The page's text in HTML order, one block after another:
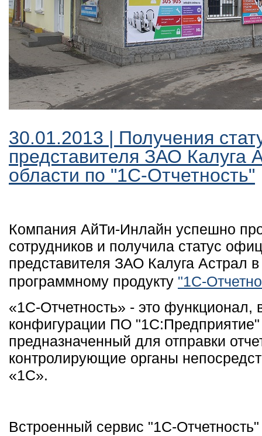
30.01.2013 | Получения
представителя ЗАО Калуга
области по "1С-Отчетность"
Компания АйТи-Инлайн успешно
сотрудников и получила статус
представителя ЗАО Калуга Астрал
программному продукту "1С-
«1C-Отчетность» - это функционал,
конфигурации ПО
предназначенный для отправки
контролирующие органы
«1С».
Встроенный сервис "1С-